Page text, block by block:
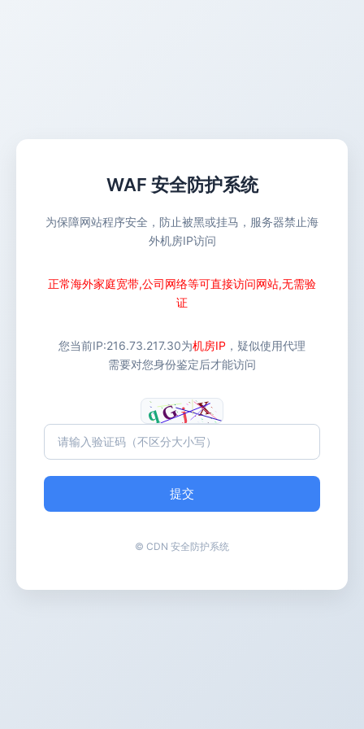
WAF 安全防护系统
为保障网站程序安全，防止被黑或挂马，服务器禁止海
外机房IP访问
正常海外家庭宽带,公司网络等可直接访问网站,无需验
证
您当前IP:216.73.217.30为机房IP ，疑似使用代理
需要对您身份鉴定后才能访问
提交
© CDN 安全防护系统